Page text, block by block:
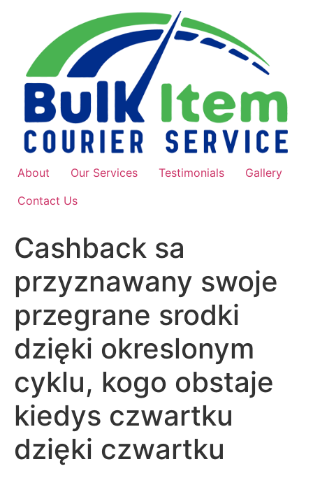
About Our Services Testimonials
Gallery
Contact Us
Cashback sa
przyznawany swoje
przegrane srodki
dzięki okreslonym
cyklu, kogo obstaje
kiedys czwartku
dzięki czwartku